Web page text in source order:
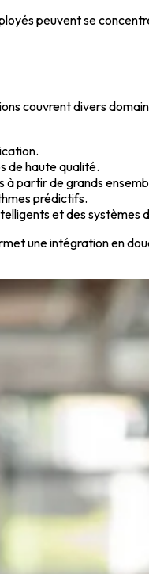
peuvent se
couvrent divers
de haute qualité.
partir de grands
prédictifs.
et des systèmes
une intégration en